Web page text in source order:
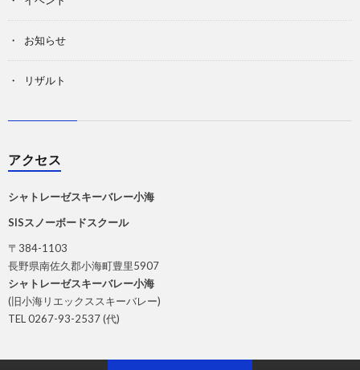
お知らせ
リザルト
アクセス
シャトレーゼスキーバレー小海
SISスノーボードスクール
〒384-1103
長野県南佐久郡小海町豊里5907
シャトレーゼスキーバレー小海
(旧小海リエックススキーバレー)
TEL 0267-93-2537 (代)